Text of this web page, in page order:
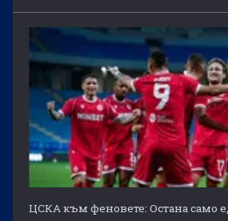
ЦСКА към феновете: Остана само